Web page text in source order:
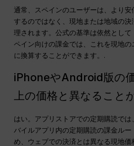
通常、スペインのユーザーは、より
するのではなく、現地または地域の
理されます。公式の基準は依然とし
ペイン向けの課金では、これを現地
に換算することができます。.
iPhoneやAndroid版の
上の価格と異なること
はい。アプリストアでの定期購読で
バイルアプリ内の定期購読の課金ルー
め、ウェブでの決済とは異なる現地